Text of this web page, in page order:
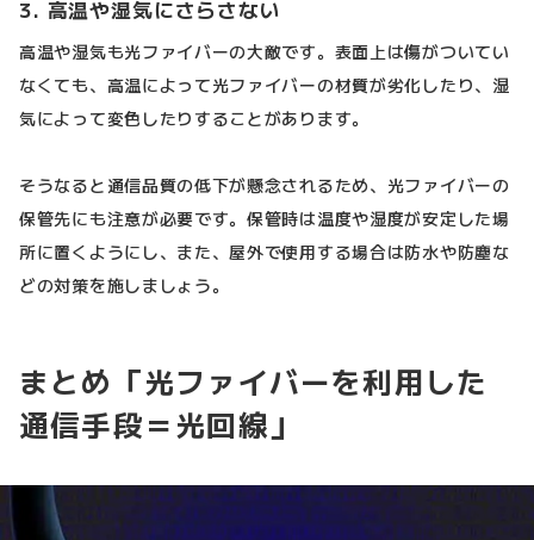
3. 高温や湿気にさらさない
高温や湿気も光ファイバーの大敵です。表面上は傷がついてい
なくても、高温によって光ファイバーの材質が劣化したり、湿
気によって変色したりすることがあります。
そうなると通信品質の低下が懸念されるため、光ファイバーの
保管先にも注意が必要です。保管時は温度や湿度が安定した場
所に置くようにし、また、屋外で使用する場合は防水や防塵な
どの対策を施しましょう。
まとめ「光ファイバーを利用した
通信手段＝光回線」